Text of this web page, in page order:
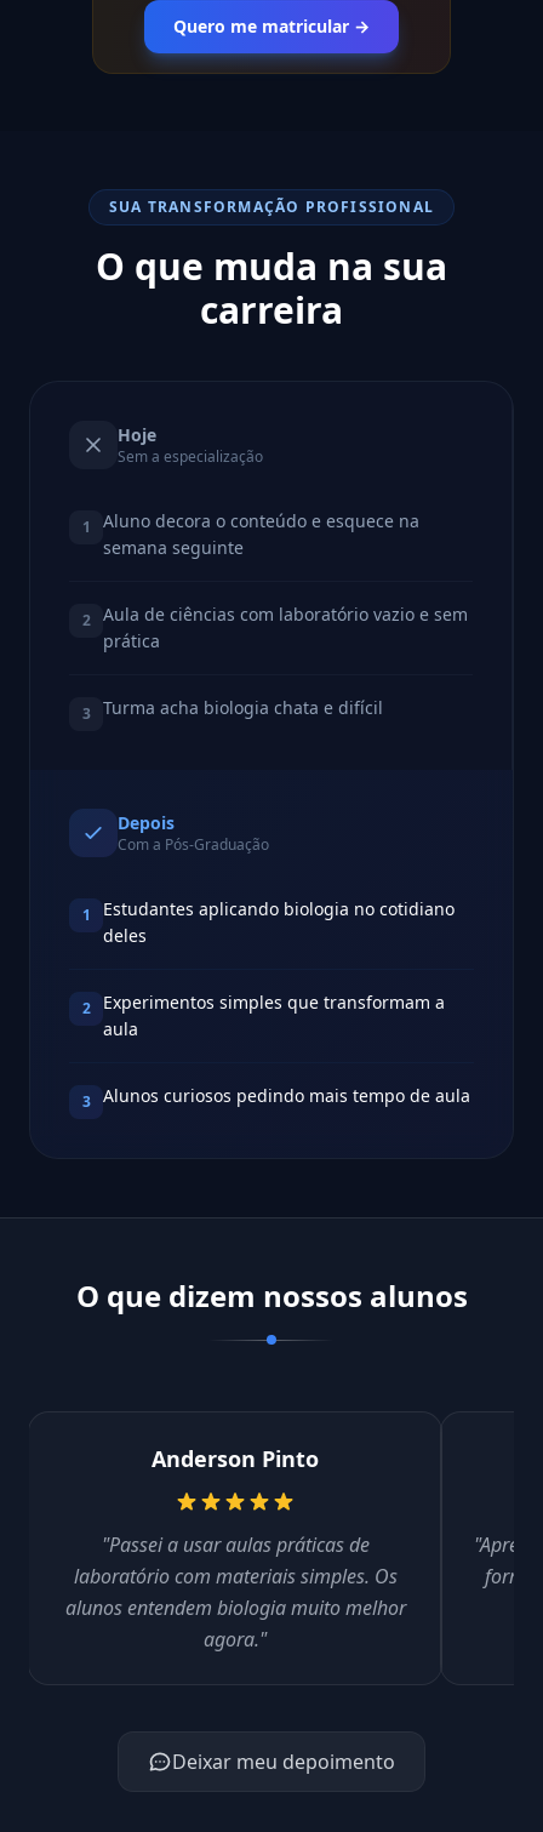
Quero me matricular →
SUA TRANSFORMAÇÃO PROFISSIONAL
O que muda na sua
carreira
Hoje
Sem a especialização
1
Aluno decora o conteúdo e esquece na
semana seguinte
2
Aula de ciências com laboratório vazio e sem
prática
3 Turma acha biologia chata e difícil
Depois
Com a Pós-Graduação
1
Estudantes aplicando biologia no cotidiano
deles
2
Experimentos simples que transformam a
aula
3 Alunos curiosos pedindo mais tempo de aula
O que dizem nossos alunos
Anderson Pinto
"Passei a usar aulas práticas de
laboratório com materiais simples. Os
alunos entendem biologia muito melhor
agora."
Deixar meu depoimento